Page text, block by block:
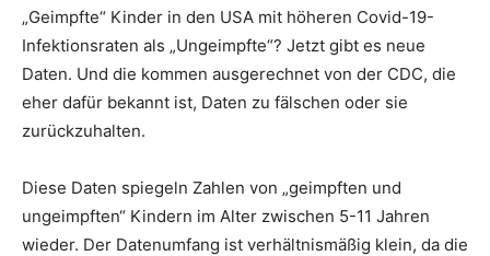
„Geimpfte“ Kinder in den USA mit höheren Covid-19-
Infektionsraten als „Ungeimpfte“? Jetzt gibt es neue
Daten. Und die kommen ausgerechnet von der CDC, die
eher dafür bekannt ist, Daten zu fälschen oder sie
zurückzuhalten.
Diese Daten spiegeln Zahlen von „geimpften und
ungeimpften“ Kindern im Alter zwischen 5-11 Jahren
wieder. Der Datenumfang ist verhältnismäßig klein, da die